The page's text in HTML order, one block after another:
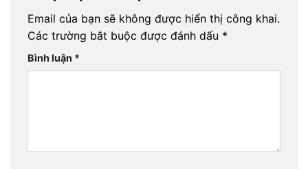
Email của bạn sẽ không được hiển thị công khai.
Các trường bắt buộc được đánh dấu *
Bình luận *